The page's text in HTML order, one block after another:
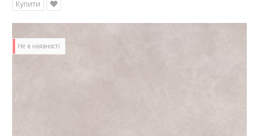
Купити
Не в наявності